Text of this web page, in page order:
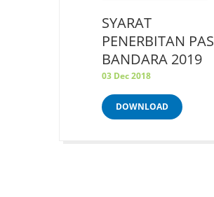
SYARAT
PENERBITAN PAS
BANDARA 2019
03 Dec 2018
DOWNLOAD